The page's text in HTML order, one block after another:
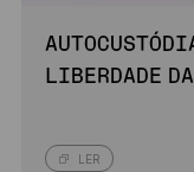
LIBERDADE
LER